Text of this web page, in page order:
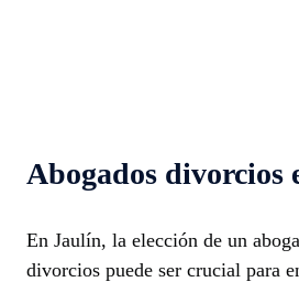
Abogados divorcios
En Jaulín, la elección de un
divorcios puede ser crucial para